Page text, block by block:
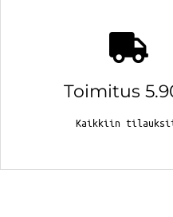
Toimitus
Kaikkiin